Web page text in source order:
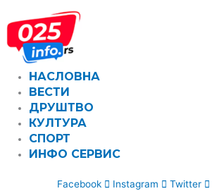
на
садржај
НАСЛОВНА
ВЕСТИ
ДРУШТВО
КУЛТУРА
СПОРТ
ИНФО СЕРВИС
Facebook Instagram Twitter